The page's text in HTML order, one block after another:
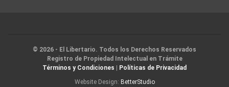
© 2026 - El Libertario. Todos los Derechos Reservados
Registro de Propiedad Intelectual en Trámite
Términos y Condiciones
Políticas de Privacidad
Website Design: BetterStudio